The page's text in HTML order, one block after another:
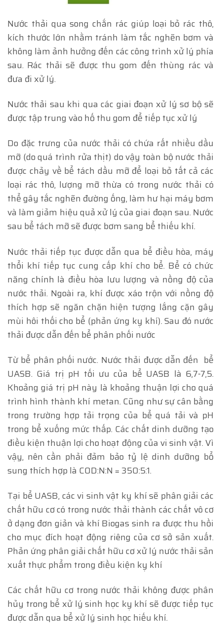
Nước thải qua song chắn rác giúp loại bỏ rác thô,
kích thước lớn nhằm tránh làm tắc nghẽn bơm và
không làm ảnh hưởng đến các công trình xử lý phía
sau. Rác thải sẽ được thu gom đến thùng rác và
đưa đi xử lý.
Nước thải sau khi qua các giai đoạn xử lý sơ bộ sẽ
được tập trung vào hố thu gom để tiếp tục xử lý
Do đặc trưng của nước thải có chứa rất nhiều dầu
mỡ (do quá trình rửa thịt) do vậy toàn bộ nước thải
được chảy về bể tách dầu mỡ để loại bỏ tất cả các
loại rác thô, lượng mỡ thừa có trong nước thải có
thể gây tắc nghẽn đường ống, làm hư hại máy bơm
và làm giảm hiệu quả xử lý của giai đoạn sau. Nước
sau bể tách mỡ sẽ được bơm sang bể thiếu khí.
Nước thải tiếp tục được dẫn qua bể điều hòa, máy
thổi khí tiếp tục cung cấp khí cho bể. Bể có chức
năng chính là điều hòa lưu lượng và nồng độ của
nước thải. Ngoài ra, khí được xáo trộn với nồng độ
thích hợp sẽ ngăn chặn hiện tượng lắng cặn gây
mùi hôi thối cho bể (phản ứng kỵ khí). Sau đó nước
thải được dẫn đến bể phân phối nước
Từ bể phân phối nước. Nước thải được dẫn đến bể
UASB. Giá trị pH tối ưu của bể UASB là 6,7-7,5.
Khoảng giá trị pH này là khoảng thuận lợi cho quá
trình hình thành khí metan. Cũng như sự cân bằng
trong trường hợp tải trọng của bể quá tải và pH
trong bể xuống mức thấp. Các chất dinh dưỡng tạo
điều kiện thuận lợi cho hoạt động của vi sinh vật. Vì
vậy, nên cần phải đảm bảo tỷ lệ dinh dưỡng bổ
sung thích hợp là COD:N:N = 350:5:1.
Tại bể UASB, các vi sinh vật kỵ khí sẽ phân giải các
chất hữu cơ có trong nước thải thành các chất vô cơ
ở dạng đơn giản và khí Biogas sinh ra được thu hồi
cho mục đích hoạt động riêng của cơ sở sản xuất.
Phản ứng phân giải chất hữu cơ xử lý nước thải sản
xuất thực phẩm trong điều kiện kỵ khí
Các chất hữu cơ trong nước thải không được phân
hủy trong bể xử lý sinh học kỵ khí sẽ được tiếp tục
được dẫn qua bể xử lý sinh học hiếu khí.